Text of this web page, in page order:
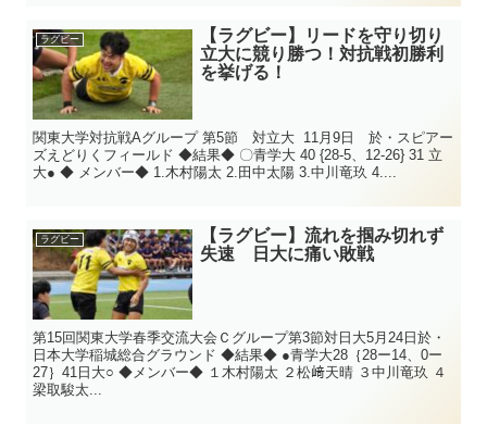
ラグビー
【ラグビー】リードを守り切り
立大に競り勝つ！対抗戦初勝利
を挙げる！
関東大学対抗戦Aグループ 第5節 対立大 11月9日 於・スピアー
ズえどりくフィールド ◆結果◆ 〇青学大 40 {28-5、12-26} 31 立
大● ◆ メンバー◆ 1.木村陽太 2.田中太陽 3.中川竜玖 4....
ラグビー
【ラグビー】流れを掴み切れず
失速 日大に痛い敗戦
第15回関東大学春季交流大会Ｃグループ第3節対日大5月24日於・
日本大学稲城総合グラウンド ◆結果◆ ●青学大28｛28ー14、0ー
27｝41日大○ ◆メンバー◆ １木村陽太 ２松﨑天晴 ３中川竜玖 ４
梁取駿太...